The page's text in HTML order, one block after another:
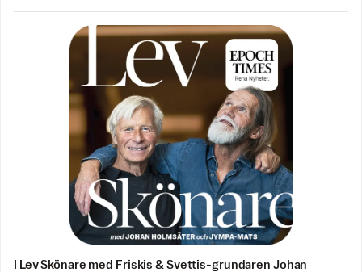
I Lev Skönare med Friskis & Svettis-grundaren Johan